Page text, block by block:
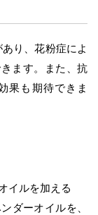
り、花粉症によ
ます。また、抗
果も期待できま
イルを加える
ダーオイルを、